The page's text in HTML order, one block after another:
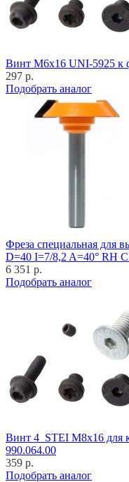
Винт M6x16 UNI-5925 к
297 р.
Подобрать аналог
Фреза специальная для
D=40 I=7/8,2 A=40° RH
6 351 р.
Подобрать аналог
Винт 4_STEI M8x16 для
990.064.00
359 р.
Подобрать аналог